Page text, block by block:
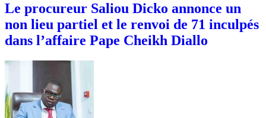
Le procureur Saliou Dicko annonce un
non lieu partiel et le renvoi de 71 inculpés
dans l’affaire Pape Cheikh Diallo